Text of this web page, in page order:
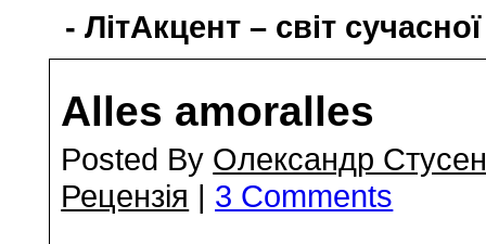
- ЛітАкцент – світ
Alles amoralles
Posted By Олександр
Рецензія | 3 Comments